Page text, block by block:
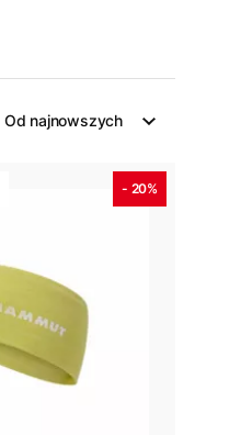
Od najnowszych
- 20%